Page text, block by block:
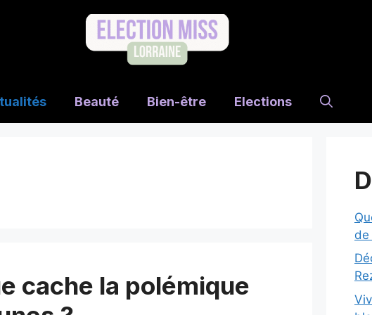
Beauté Bien-être Elections
cache la polémique
de